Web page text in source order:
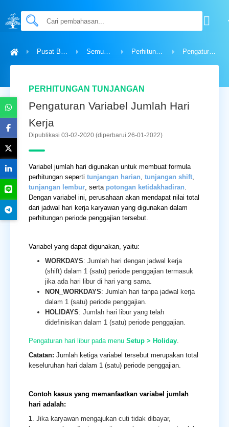
Pusat Bantuan Semua Topik Perhitungan Tunjangan Pengaturan Variabel Jumlah Hari Kerja
PERHITUNGAN TUNJANGAN
Pengaturan Variabel Jumlah Hari
Kerja
Dipublikasi 03-02-2020 (diperbarui 26-01-2022)
Variabel jumlah hari digunakan untuk membuat formula
perhitungan seperti tunjangan harian, tunjangan shift,
tunjangan lembur, serta potongan ketidakhadiran.
Dengan variabel ini, perusahaan akan mendapat nilai total
dari jadwal hari kerja karyawan yang digunakan dalam
perhitungan periode penggajian tersebut.
Variabel yang dapat digunakan, yaitu:
WORKDAYS: Jumlah hari dengan jadwal kerja
(shift) dalam 1 (satu) periode penggajian termasuk
jika ada hari libur di hari yang sama.
NON_WORKDAYS: Jumlah hari tanpa jadwal kerja
dalam 1 (satu) periode penggajian.
HOLIDAYS: Jumlah hari libur yang telah
didefinisikan dalam 1 (satu) periode penggajian.
Pengaturan hari libur pada menu Setup > Holiday.
Catatan: Jumlah ketiga variabel tersebut merupakan total
keseluruhan hari dalam 1 (satu) periode penggajian.
Contoh kasus yang memanfaatkan variabel jumlah
hari adalah:
1. Jika karyawan mengajukan cuti tidak dibayar,